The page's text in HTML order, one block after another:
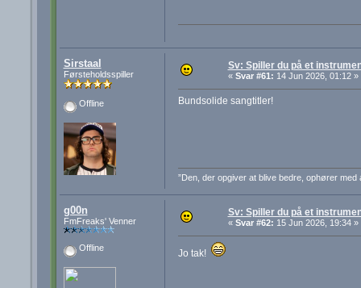
Sirstaal
Førsteholdsspiller
Offline
Sv: Spiller du på et
« Svar #61: 14 Jun 2026, 01:12 »
Bundsolide sangtitler!
”Den, der opgiver at blive bedre, ophører med
g00n
FmFreaks' Venner
Offline
Sv: Spiller du på et
« Svar #62: 15 Jun 2026, 19:34 »
Jo tak!